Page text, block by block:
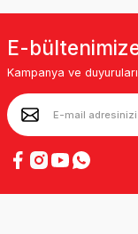
E-
Kampanya ve